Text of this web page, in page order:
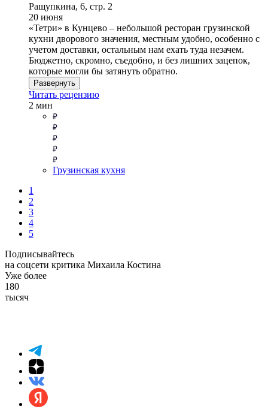
Ращупкина, 6, стр. 2
20 июня
«Тетри» в Кунцево – небольшой ресторан грузинской
кухни дворового значения, местным удобно, особенно с
учетом доставки, остальным нам ехать туда незачем.
Бюджетно, скромно, съедобно, и без лишних зацепок,
которые могли бы затянуть обратно.
Развернуть
Читать рецензию
2 мин
Грузинская кухня
1
2
3
4
5
Подписывайтесь
на соцсети критика Михаила Костина
Уже более
180
тысяч